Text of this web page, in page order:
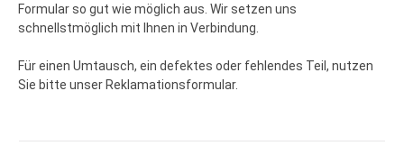
Formular so gut wie möglich aus. Wir setzen uns
schnellstmöglich mit Ihnen in Verbindung.
Für einen Umtausch, ein defektes oder fehlendes Teil, nutzen
Sie bitte unser Reklamationsformular.